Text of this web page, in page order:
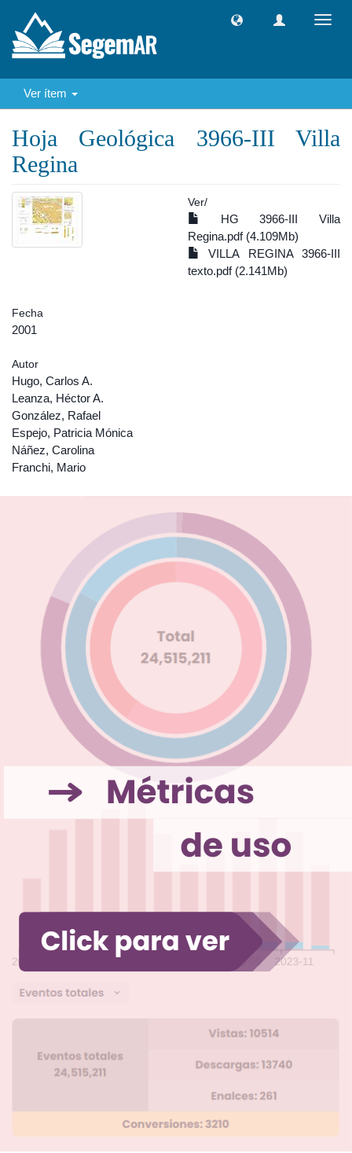
Ver ítem
Hoja Geológica 3966-III Villa
Regina
Ver/
HG 3966-III Villa
Regina.pdf (4.109Mb)
VILLA REGINA 3966-III
texto.pdf (2.141Mb)
Fecha
2001
Autor
Hugo, Carlos A.
Leanza, Héctor A.
González, Rafael
Espejo, Patricia Mónica
Náñez, Carolina
Franchi, Mario